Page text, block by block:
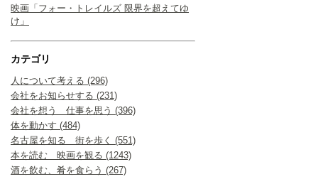
映画「フォー・トレイルズ 限界を超えてゆ
け」
カテゴリ
人について考える (296)
会社をお知らせする (231)
会社を想う 仕事を思う (396)
体を動かす (484)
名古屋を知る 街を歩く (551)
本を読む 映画を観る (1243)
酒を飲む、肴を食らう (267)